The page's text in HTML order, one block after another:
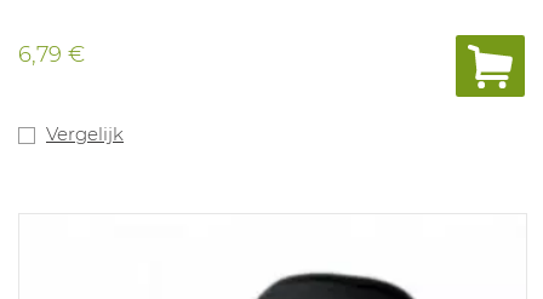
6,79 €
Vergelijk